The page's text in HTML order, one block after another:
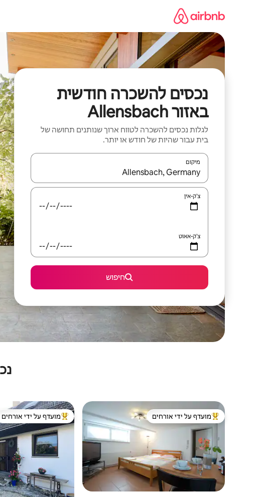
נכסים להשכרה חודשית
באזור Allensbach
לגלות נכסים להשכרה לטווח ארוך שנותנים תחושה של
בית עבור שהיות של חודש או יותר.
מיקום
כאשר התוצאות יהיו זמינות, יש לנווט עם מקשי החיצים למעלה ולמטה
צ'ק-אין
צ'ק-אאוט
חיפוש
מוביל בקרב נכסים מועדפים על ידי אורחים
מועדף על ידי אורחים מוביל בקרב נכסים
מועדף על ידי אורחים